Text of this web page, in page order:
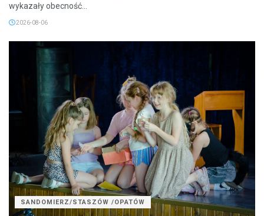
wykazały obecność...
2026-08-06
SANDOMIERZ/STASZÓW /OPATÓW